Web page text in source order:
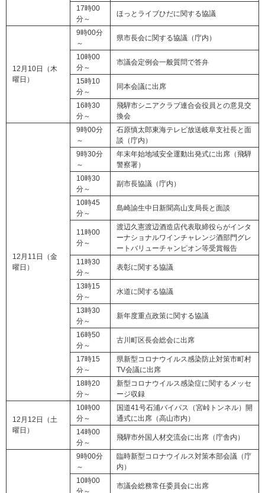
17時00
分～
ほっとライブひだに関する協議
12月10日（木
曜日）
9時00分
～
県市長会に関する協議（庁内）
10時00
分～
市議会定例会一般質問で答弁
15時10
分～
同本会議に出席
16時30
分～
飛騨市シニアクラブ連合会役員との意見交
換会
12月11日（金
曜日）
9時00分
～
石原慎太郎東海テレビ放送岐阜支社長と面
談（庁内）
9時30分
～
年末年始地域安全運動出発式に出席（飛騨
警察署）
10時30
分～
副市長協議（庁内）
10時45
分～
島崎諭生中日新聞高山支局長と面談
11時00
分～
渡辺久憲渡辺酒造店代表取締役らがインタ
ーナショナルワインチャレンジ酒部門グレ
ートバリューチャンピオン等受賞報告
11時30
分～
表彰に関する協議
13時15
分～
水道に関する協議
13時30
分～
新年度重点政策に関する協議
16時50
分～
古川町区長会総会に出席
17時15
分～
県新型コロナウイルス感染防止対策市町村
TV会議に出席
18時20
分～
新型コロナウイルス感染症に関するメッセ
ージ収録
12月12日（土
曜日）
10時00
分～
国道41号石浦バイパス（宮峠トンネル）開
通式に出席（高山市内）
14時00
分～
飛騨市外国人材交流会に出席（庁舎内）
9時00分
～
臨時新型コロナウイルス対策本部会議（庁
内）
10時00
分～
市議会総務常任委員会に出席